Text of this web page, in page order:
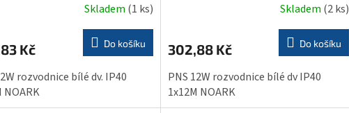
Skladem (1 ks)
Kč Do košíku
rozvodnice bílé dv. IP40
NOARK
Skladem (2 ks)
302,88 Kč Do košíku
PNS 12W rozvodnice bílé dv IP40
1x12M NOARK